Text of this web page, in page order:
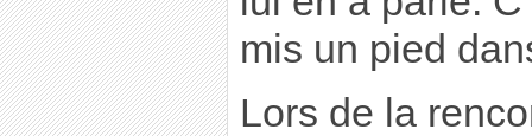
mis un pied
Lors de la